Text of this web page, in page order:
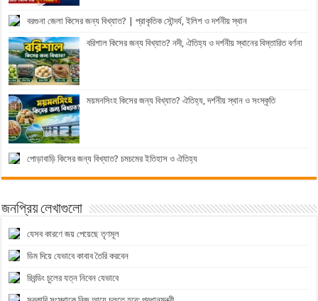
বরগুনা জেলা কিসের জন্য বিখ্যাত? | প্রাকৃতিক সৌন্দর্য, ইলিশ ও দর্শনীয় স্থান
বরিশাল কিসের জন্য বিখ্যাত? নদী, ঐতিহ্য ও দর্শনীয় স্থানের বিস্তারিত বর্ণনা
ময়মনসিংহ কিসের জন্য বিখ্যাত? ঐতিহ্য, দর্শনীয় স্থান ও সংস্কৃতি
পোড়াবাড়ি কিসের জন্য বিখ্যাত? চমচমের ইতিহাস ও ঐতিহ্য
জনপ্রিয় লেখাগুলো
যেসব কারণে জয় পেয়েছে তৃণমূল
ডিম দিয়ে যেভাবে কাবাব তৈরি করবেন
রিবন্ডিং চুলের যত্ন নিবেন যেভাবে